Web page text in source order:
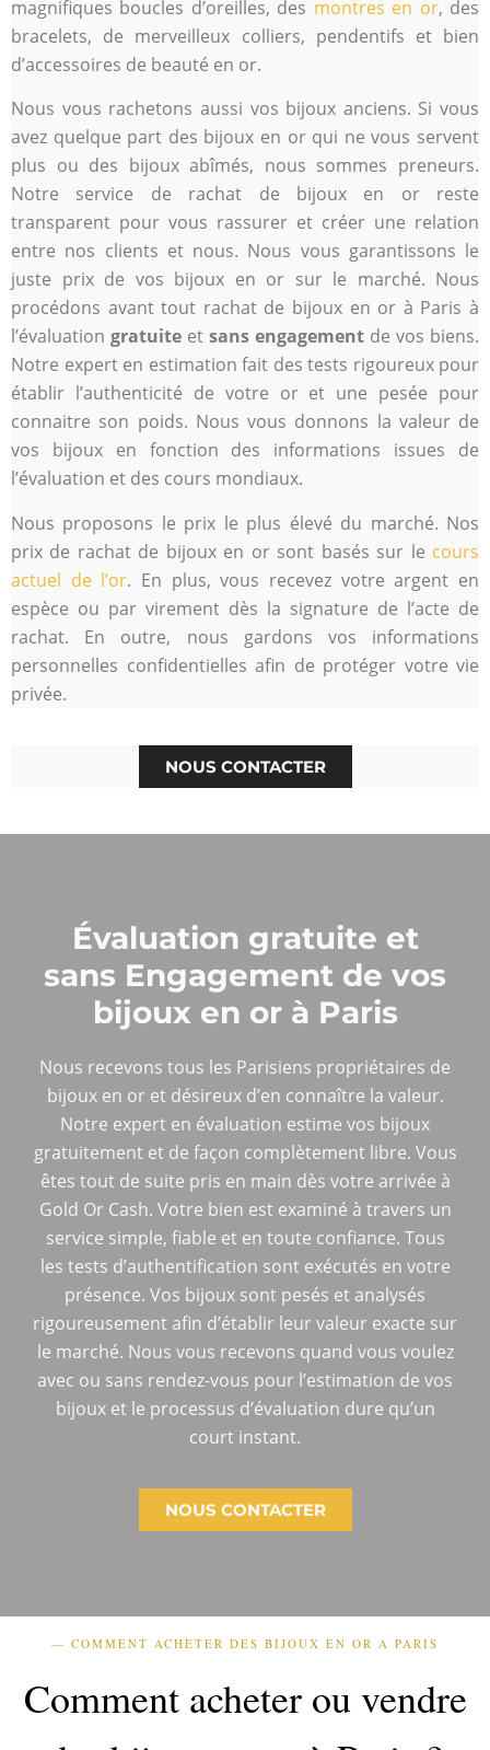
magnifiques boucles d’oreilles, des montres en or, des
bracelets, de merveilleux colliers, pendentifs et bien
d’accessoires de beauté en or.
Nous vous rachetons aussi vos bijoux anciens. Si vous
avez quelque part des bijoux en or qui ne vous servent
plus ou des bijoux abîmés, nous sommes preneurs.
Notre service de rachat de bijoux en or reste
transparent pour vous rassurer et créer une relation
entre nos clients et nous. Nous vous garantissons le
juste prix de vos bijoux en or sur le marché. Nous
procédons avant tout rachat de bijoux en or à Paris à
l’évaluation gratuite et sans engagement de vos biens.
Notre expert en estimation fait des tests rigoureux pour
établir l’authenticité de votre or et une pesée pour
connaitre son poids. Nous vous donnons la valeur de
vos bijoux en fonction des informations issues de
l’évaluation et des cours mondiaux.
Nous proposons le prix le plus élevé du marché. Nos
prix de rachat de bijoux en or sont basés sur le cours
actuel de l’or. En plus, vous recevez votre argent en
espèce ou par virement dès la signature de l’acte de
rachat. En outre, nous gardons vos informations
personnelles confidentielles afin de protéger votre vie
privée.
NOUS CONTACTER
Évaluation gratuite et
sans Engagement de vos
bijoux en or à Paris
Nous recevons tous les Parisiens propriétaires de
bijoux en or et désireux d’en connaître la valeur.
Notre expert en évaluation estime vos bijoux
gratuitement et de façon complètement libre. Vous
êtes tout de suite pris en main dès votre arrivée à
Gold Or Cash. Votre bien est examiné à travers un
service simple, fiable et en toute confiance. Tous
les tests d’authentification sont exécutés en votre
présence. Vos bijoux sont pesés et analysés
rigoureusement afin d’établir leur valeur exacte sur
le marché. Nous vous recevons quand vous voulez
avec ou sans rendez-vous pour l’estimation de vos
bijoux et le processus d’évaluation dure qu’un
court instant.
NOUS CONTACTER
— COMMENT ACHETER DES BIJOUX EN OR A PARIS
Comment acheter ou vendre